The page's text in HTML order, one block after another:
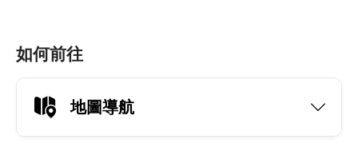
如何前往
地圖導航